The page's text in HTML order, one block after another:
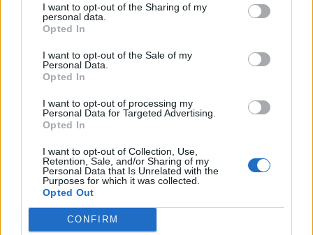
I want to opt-out of the Sharing of my
personal data.
Opted In
I want to opt-out of the Sale of my
Personal Data.
Opted In
I want to opt-out of processing my
Personal Data for Targeted Advertising.
Opted In
I want to opt-out of Collection, Use,
Retention, Sale, and/or Sharing of my
Personal Data that Is Unrelated with the
Purposes for which it was collected.
Opted Out
CONFIRM
Brengt Sporting Portugal Feyenoord in de
problemen rond Hadj Moussa?
Van droomtransfer tot contractontbinding: het
Feyenoord-verhaal van Calvin Stengs
'Hij is weer gewoon mijn vader': Shaqueel
openhartig over Robin van Persie
Lille geeft niet op na afwijzing: komt er nieuw
bod op Gjivai Zechiël?
Been blikt terug op historische afstraffing: "Die
schaamte voel ik nog altijd"